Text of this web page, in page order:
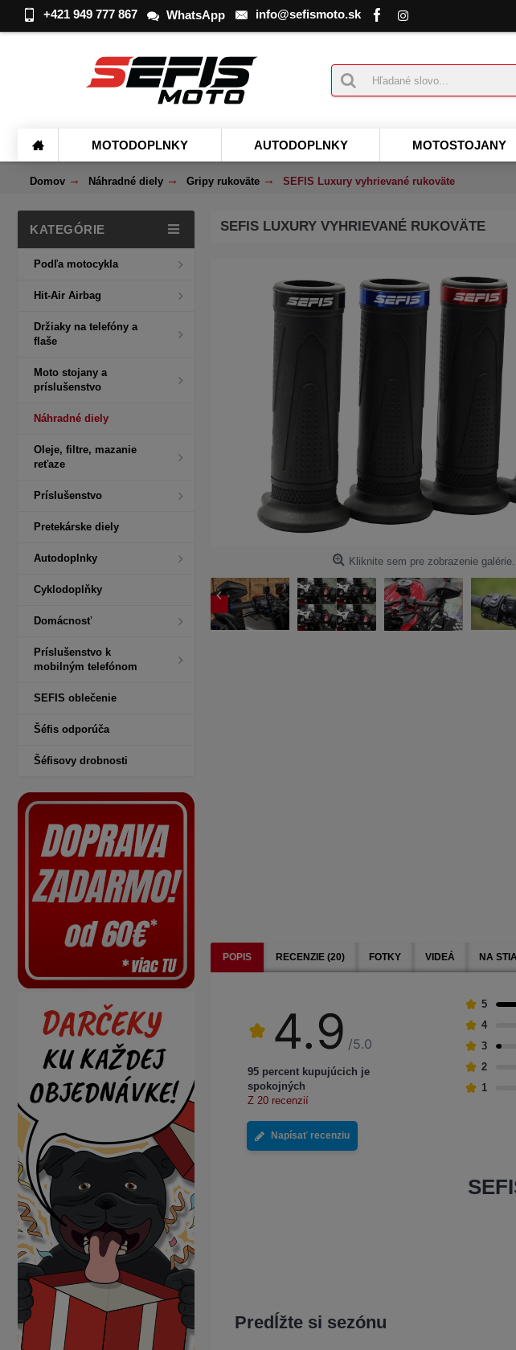
+421 949 777 867 WhatsApp info@sefismoto.sk
MOTODOPLNKY AUTODOPLNKY MOTOSTOJANY
Domov Náhradné diely Gripy rukoväte SEFIS Luxury vyhrievané rukoväte
KATEGÓRIE
Podľa motocykla
Hit-Air Airbag
Držiaky na telefóny a
flaše
Moto stojany a
príslušenstvo
Náhradné diely
Oleje, filtre, mazanie
reťaze
Príslušenstvo
Pretekárske diely
Autodoplnky
Cyklodoplňky
Domácnosť
Príslušenstvo k
mobilným telefónom
SEFIS oblečenie
Šéfis odporúča
Šéfisovy drobnosti
SEFIS LUXURY VYHRIEVANÉ RUKOVÄTE
Kliknite sem pre zobrazenie galérie.
POPIS RECENZIE (20) FOTKY VIDEÁ NA
4.9 /5.0
95 percent kupujúcich je
spokojných
Z 20 recenzií
5
4
3
2
1
Napísať recenziu
Predĺžte si sezónu